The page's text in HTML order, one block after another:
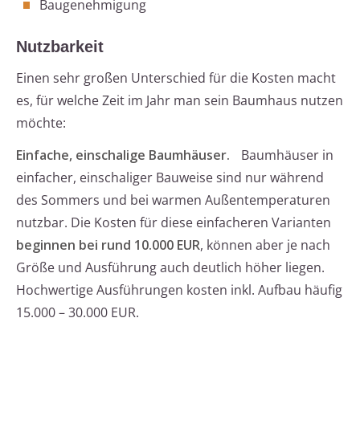
Baugenehmigung
Nutzbarkeit
Einen sehr großen Unterschied für die Kosten macht
es, für welche Zeit im Jahr man sein Baumhaus nutzen
möchte:
Einfache, einschalige Baumhäuser.
Baumhäuser in
einfacher, einschaliger Bauweise sind nur während
des Sommers und bei warmen Außentemperaturen
nutzbar. Die Kosten für diese einfacheren Varianten
beginnen bei rund 10.000 EUR, können aber je nach
Größe und Ausführung auch deutlich höher liegen.
Hochwertige Ausführungen kosten inkl. Aufbau häufig
15.000 – 30.000 EUR.